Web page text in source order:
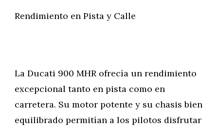
Rendimiento en Pista y Calle
La Ducati 900 MHR ofrecía un rendimiento
excepcional tanto en pista como en
carretera. Su motor potente y su chasis bien
equilibrado permitían a los pilotos disfrutar